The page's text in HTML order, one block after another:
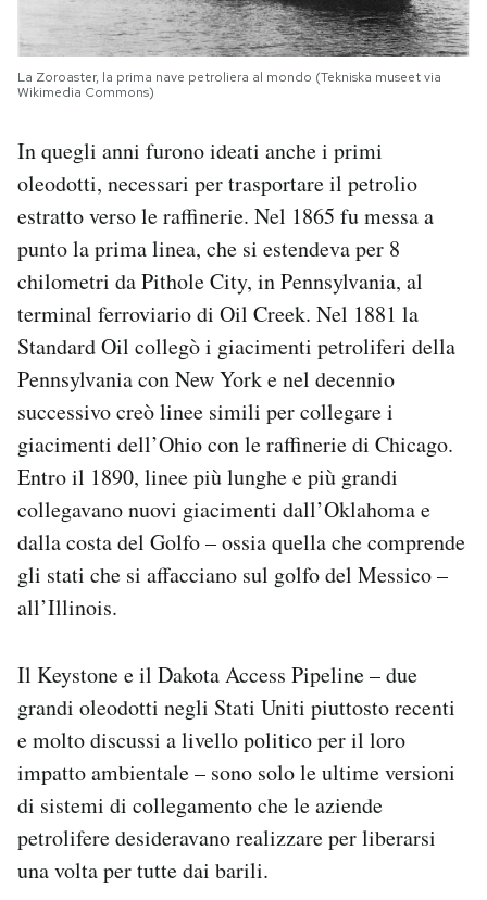
La Zoroaster, la prima nave petroliera al mondo (Tekniska museet via
Wikimedia Commons)
In quegli anni furono ideati anche i primi
oleodotti, necessari per trasportare il petrolio
estratto verso le raffinerie. Nel 1865 fu messa a
punto la prima linea, che si estendeva per 8
chilometri da Pithole City, in Pennsylvania, al
terminal ferroviario di Oil Creek. Nel 1881 la
Standard Oil collegò i giacimenti petroliferi della
Pennsylvania con New York e nel decennio
successivo creò linee simili per collegare i
giacimenti dell’Ohio con le raffinerie di Chicago.
Entro il 1890, linee più lunghe e più grandi
collegavano nuovi giacimenti dall’Oklahoma e
dalla costa del Golfo – ossia quella che comprende
gli stati che si affacciano sul golfo del Messico –
all’Illinois.
Il Keystone e il Dakota Access Pipeline – due
grandi oleodotti negli Stati Uniti piuttosto recenti
e molto discussi a livello politico per il loro
impatto ambientale – sono solo le ultime versioni
di sistemi di collegamento che le aziende
petrolifere desideravano realizzare per liberarsi
una volta per tutte dai barili.